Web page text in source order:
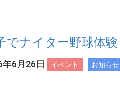
でナイター野球体験
年6月26日 イベント お知らせ